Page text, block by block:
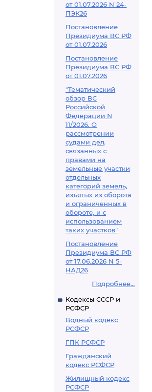
от 01.07.2026 N 24-
ПЭК26
Постановление
Президиума ВС РФ
от 01.07.2026
Постановление
Президиума ВС РФ
от 01.07.2026
"Тематический
обзор ВС
Российской
Федерации N
11/2026. О
рассмотрении
судами дел,
связанных с
правами на
земельные участки
отдельных
категорий земель,
изъятых из оборота
и ограниченных в
обороте, и с
использованием
таких участков"
Постановление
Президиума ВС РФ
от 17.06.2026 N 5-
НАД26
Подробнее...
Кодексы СССР и
РСФСР
Водный кодекс
РСФСР
ГПК РСФСР
Гражданский
кодекс РСФСР
Жилищный кодекс
РСФСР